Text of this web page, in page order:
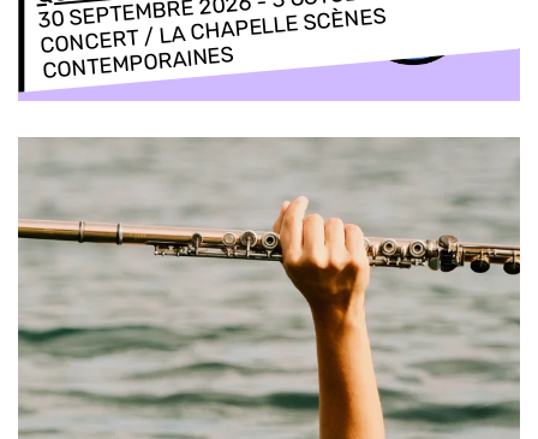
30 SEPTEMBRE 2026
CONCERT / LA CHAPELLE SCÈNES
CONTEMPORAINES